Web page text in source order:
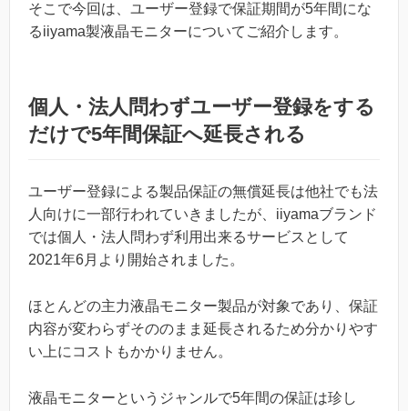
そこで今回は、ユーザー登録で保証期間が5年間にな
るiiyama製液晶モニターについてご紹介します。
個人・法人問わずユーザー登録をする
だけで5年間保証へ延長される
ユーザー登録による製品保証の無償延長は他社でも法
人向けに一部行われていきましたが、iiyamaブランド
では個人・法人問わず利用出来るサービスとして
2021年6月より開始されました。
ほとんどの主力液晶モニター製品が対象であり、保証
内容が変わらずそののまま延長されるため分かりやす
い上にコストもかかりません。
液晶モニターというジャンルで5年間の保証は珍し